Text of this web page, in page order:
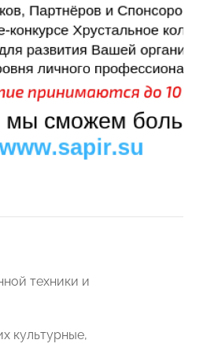
техники и
культурные,